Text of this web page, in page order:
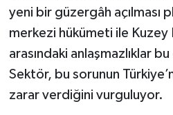
yeni bir güzergâh açılması
merkezi hükümeti ile Kuzey
arasındaki anlaşmazlıklar
Sektör, bu sorunun
zarar verdiğini vurguluyor.